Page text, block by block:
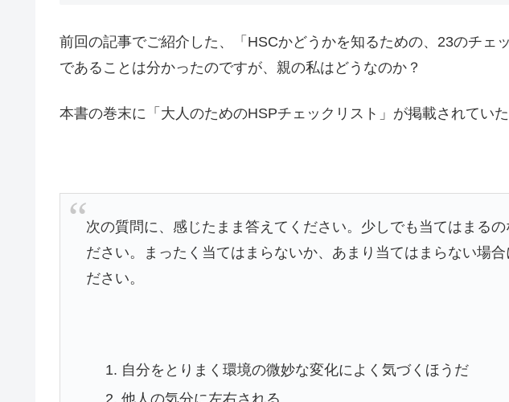
前回の記事でご紹介した、「HSCかどうかを知るための、23のチェ
であることは分かったのですが、親の私はどうなのか？
本書の巻末に「大人のためのHSPチェックリスト」が掲載されてい
次の質問に、感じたまま答えてください。少しでも当てはまるの
ださい。まったく当てはまらないか、あまり当てはまらない場合
ださい。
自分をとりまく環境の微妙な変化によく気づくほうだ
他人の気分に左右される